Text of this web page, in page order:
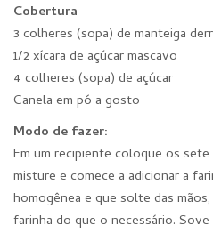
Cobertura
3 colheres (sopa) de manteiga
1/2 xícara de açúcar mascavo
4 colheres (sopa) de açúcar
Canela em pó a gosto
Modo de fazer:
Em um recipiente coloque os
misture e comece a adicionar a
homogênea e que solte das
farinha do que o necessário.